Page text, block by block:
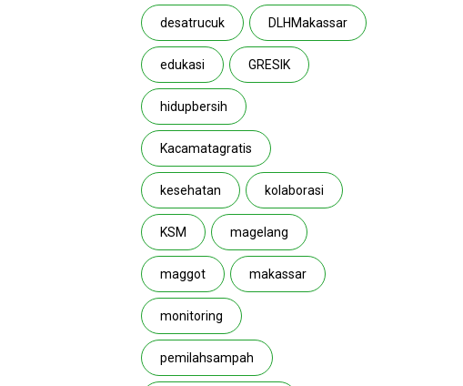
desatrucuk DLHMakassar
edukasi GRESIK
hidupbersih
Kacamatagratis
kesehatan kolaborasi
KSM magelang
maggot makassar
monitoring
pemilahsampah